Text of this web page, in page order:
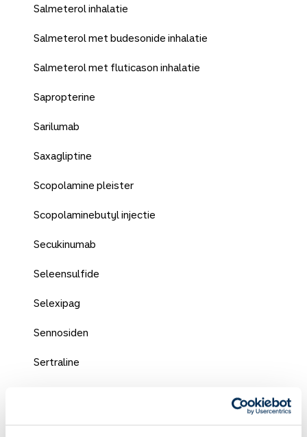
Salmeterol inhalatie
Salmeterol met budesonide inhalatie
Salmeterol met fluticason inhalatie
Sapropterine
Sarilumab
Saxagliptine
Scopolamine pleister
Scopolaminebutyl injectie
Secukinumab
Seleensulfide
Selexipag
Sennosiden
Sertraline